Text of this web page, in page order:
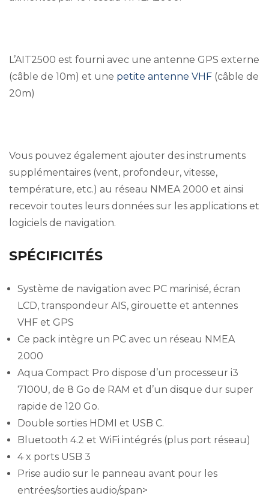
L’AIT2500 est fourni avec une antenne GPS externe
(câble de 10m) et une petite antenne VHF (câble de
20m)
Vous pouvez également ajouter des instruments
supplémentaires (vent, profondeur, vitesse,
température, etc.) au réseau NMEA 2000 et ainsi
recevoir toutes leurs données sur les applications et
logiciels de navigation.
SPÉCIFICITÉS
Système de navigation avec PC marinisé, écran
LCD, transpondeur AIS, girouette et antennes
VHF et GPS
Ce pack intègre un PC avec un réseau NMEA
2000
Aqua Compact Pro dispose d’un processeur i3
7100U, de 8 Go de RAM et d’un disque dur super
rapide de 120 Go.
Double sorties HDMI et USB C.
Bluetooth 4.2 et WiFi intégrés (plus port réseau)
4 x ports USB 3
Prise audio sur le panneau avant pour les
entrées/sorties audio/span>